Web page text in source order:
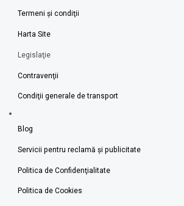
Termeni şi condiţii
Harta Site
Legislaţie
Contravenţii
Condiţii generale de transport
Blog
Servicii pentru reclamă și publicitate
Politica de Confidenţialitate
Politica de Cookies